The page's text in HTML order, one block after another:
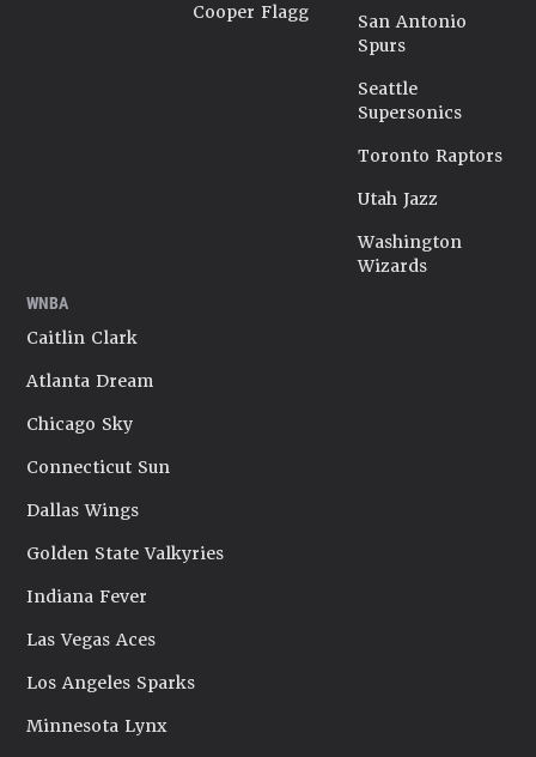
Cooper Flagg
San Antonio
Spurs
Seattle
Supersonics
Toronto Raptors
Utah Jazz
Washington
Wizards
WNBA
Caitlin Clark
Atlanta Dream
Chicago Sky
Connecticut Sun
Dallas Wings
Golden State Valkyries
Indiana Fever
Las Vegas Aces
Los Angeles Sparks
Minnesota Lynx